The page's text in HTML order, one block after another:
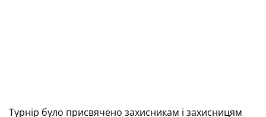
Турнір було присвячено захисникам і захисницям